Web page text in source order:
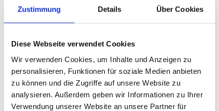
Zustimmung Details Über Cookies
Diese Webseite verwendet Cookies
Wir verwenden Cookies, um Inhalte und Anzeigen zu
personalisieren, Funktionen für soziale Medien anbieten
zu können und die Zugriffe auf unsere Website zu
analysieren. Außerdem geben wir Informationen zu Ihrer
Verwendung unserer Website an unsere Partner für
Solide Konstruktion